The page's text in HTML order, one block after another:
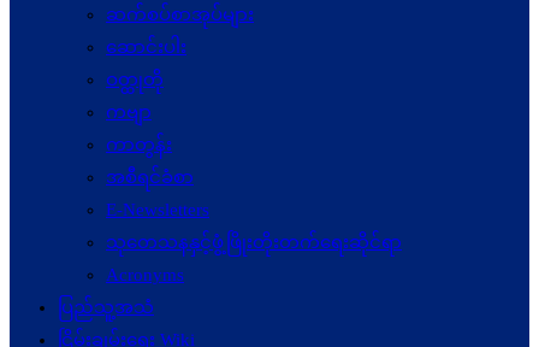
ဆက်စပ်စာအုပ်များ
ဆောင်းပါး
ဝတ္ထုတို
ကဗျာ
ကာတွန်း
အစီရင်ခံစာ
E-Newsletters
သုတေသနနှင့်ဖွံ့ဖြိုးတိုးတက်ရေးဆိုင်ရာ
Acronyms
ပြည်သူ့အသံ
ငြိမ်းချမ်းရေး Wiki